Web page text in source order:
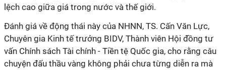
lệch cao giữa giá trong nước và thế giới.
Đánh giá về động thái này của NHNN, TS. Cấn Văn Lực,
Chuyên gia Kinh tế trưởng BIDV, Thành viên Hội đồng tư
vấn Chính sách Tài chính - Tiền tệ Quốc gia, cho rằng câu
chuyện đấu thầu vàng không phải chưa từng diễn ra mà